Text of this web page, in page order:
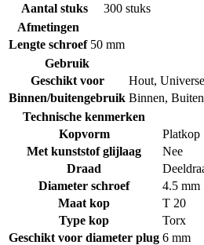
Aantal stuks
300 stuks
Afmetingen
Lengte schroef 50 mm
Gebruik
Geschikt voor
Hout,
Binnen/buitengebruik Binnen, Buiten
Technische kenmerken
Kopvorm
Platkop
Met kunststof glijlaag
Nee
Draad
Diameter schroef
4.5 mm
Maat kop
T 20
Type kop
Torx
Geschikt voor diameter plug 6 mm